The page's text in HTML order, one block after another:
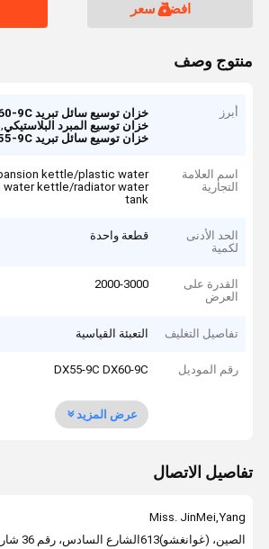
افضل سعر
منتوج وصف
أبرز خزان توسيع سائل تبريد DX60-9C
خزان توسيع المبرد البلاستيكي,
خزان توسيع سائل تبريد DX55-9C
اسم العلامة
التجارية
kettle/plastic water
water kettle/radiator water
tank
الحد الأدنى
لكمية
قطعة واحدة
القدرة على
العرض
2000-3000
تفاصيل التغليف التعبئة القياسية
رقم الموديل DX55-9C DX60-9C
عرض المزيد
تفاصيل الاتصال
Miss. JinMei,Yang
الصين، (غوانغشو)613الشارع السادس، رقم 36 شارع تشوجي